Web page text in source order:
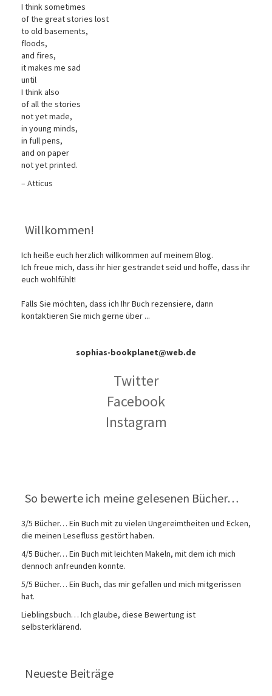
I think sometimes
of the great stories lost
to old basements,
floods,
and fires,
it makes me sad
until
I think also
of all the stories
not yet made,
in young minds,
in full pens,
and on paper
not yet printed.
– Atticus
Willkommen!
Ich heiße euch herzlich willkommen auf meinem Blog.
Ich freue mich, dass ihr hier gestrandet seid und hoffe, dass ihr
euch wohlfühlt!
Falls Sie möchten, dass ich Ihr Buch rezensiere, dann
kontaktieren Sie mich gerne über ...
sophias-bookplanet@web.de
Twitter
Facebook
Instagram
So bewerte ich meine gelesenen Bücher…
3/5 Bücher… Ein Buch mit zu vielen Ungereimtheiten und Ecken,
die meinen Lesefluss gestört haben.
4/5 Bücher… Ein Buch mit leichten Makeln, mit dem ich mich
dennoch anfreunden konnte.
5/5 Bücher… Ein Buch, das mir gefallen und mich mitgerissen
hat.
Lieblingsbuch… Ich glaube, diese Bewertung ist
selbsterklärend.
Neueste Beiträge